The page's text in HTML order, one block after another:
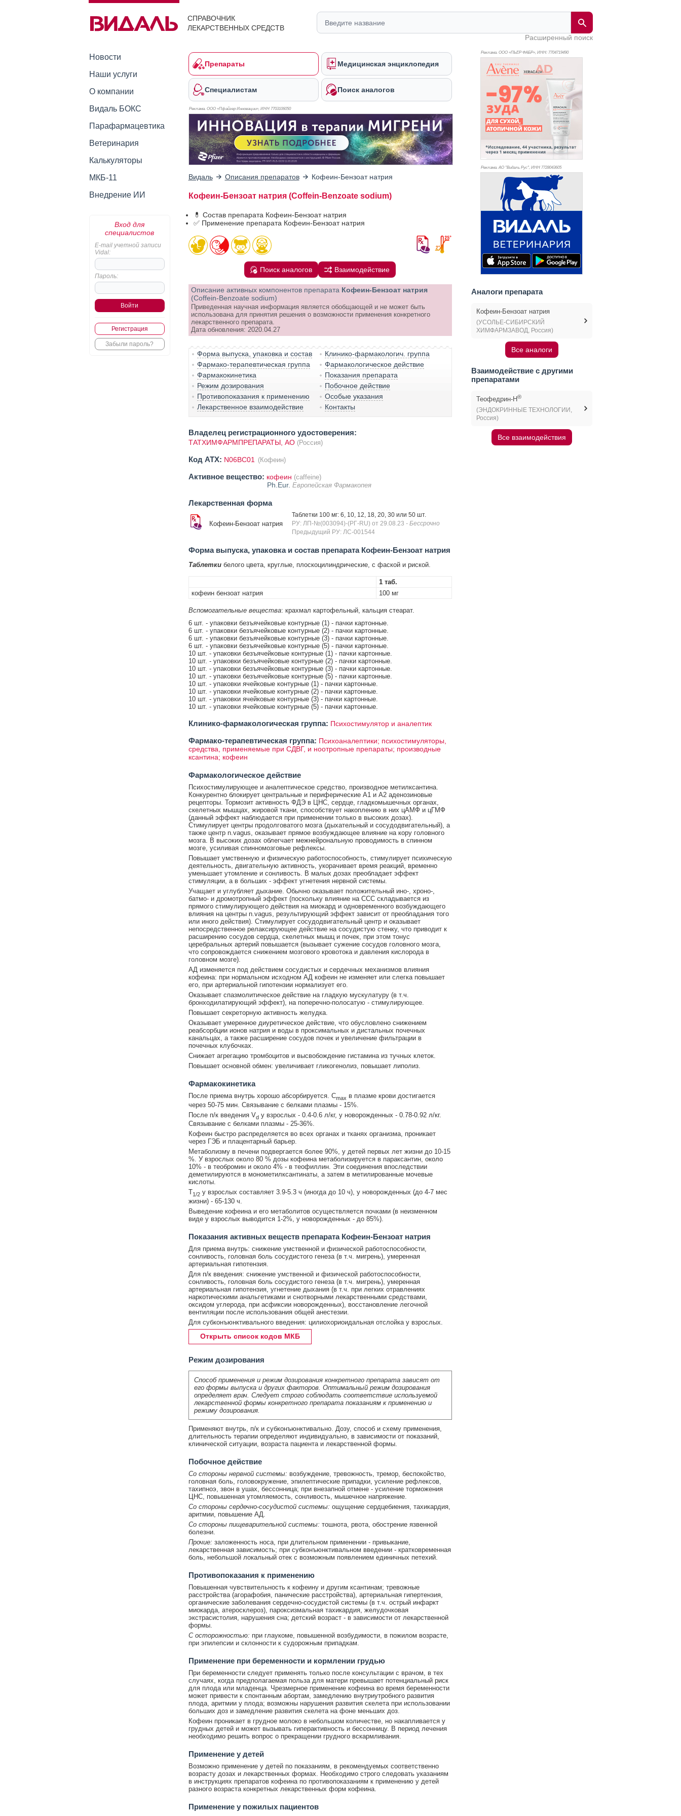
СПРАВОЧНИК
ЛЕКАРСТВЕННЫХ СРЕДСТВ
Расширенный поиск
Новости
Наши услуги
О компании
Видаль БОКС
Парафармацевтика
Ветеринария
Калькуляторы
МКБ-11
Внедрение ИИ
Вход для
специалистов
E-mail учетной записи
Vidal:
Пароль:
Регистрация
Забыли пароль?
Препараты Медицинская энциклопедия
Специалистам Поиск аналогов
Реклама. ООО «Пфайзер Инновации», ИНН 7703106050
Видаль Описания препаратов Кофеин-Бензоат натрия
Кофеин-Бензоат натрия (Coffein-Benzoate sodium)
💊 Состав препарата Кофеин-Бензоат натрия
✅ Применение препарата Кофеин-Бензоат натрия
Поиск аналогов Взаимодействие
Описание активных компонентов препарата Кофеин-Бензоат натрия
(Coffein-Benzoate sodium)
Приведенная научная информация является обобщающей и не может быть
использована для принятия решения о возможности применения конкретного
лекарственного препарата.
Дата обновления: 2020.04.27
Форма выпуска, упаковка и состав
Клинико-фармакологич. группа
Фармако-терапевтическая группа
Фармакологическое действие
Фармакокинетика
Показания препарата
Режим дозирования
Побочное действие
Противопоказания к применению
Особые указания
Лекарственное взаимодействие
Контакты
Владелец регистрационного удостоверения:
ТАТХИМФАРМПРЕПАРАТЫ, АО (Россия)
Код ATX: N06BC01 (Кофеин)
Активное вещество: кофеин (caffeine)
Ph.Eur. Европейская Фармакопея
Лекарственная форма
Кофеин-Бензоат натрия
Таблетки 100 мг: 6, 10, 12, 18, 20, 30 или 50 шт.
РУ: ЛП-№(003094)-(РГ-RU) от 29.08.23 - Бессрочно
Предыдущий РУ: ЛС-001544
Форма выпуска, упаковка и состав препарата Кофеин-Бензоат натрия
Таблеткибелого цвета, круглые, плоскоцилиндрические, с фаской и риской.
1 таб.
кофеин бензоат натрия
100 мг
Вспомогательные вещества: крахмал картофельный, кальция стеарат.
6 шт. - упаковки безъячейковые контурные (1) - пачки картонные.
6 шт. - упаковки безъячейковые контурные (2) - пачки картонные.
6 шт. - упаковки безъячейковые контурные (3) - пачки картонные.
6 шт. - упаковки безъячейковые контурные (5) - пачки картонные.
10 шт. - упаковки безъячейковые контурные (1) - пачки картонные.
10 шт. - упаковки безъячейковые контурные (2) - пачки картонные.
10 шт. - упаковки безъячейковые контурные (3) - пачки картонные.
10 шт. - упаковки безъячейковые контурные (5) - пачки картонные.
10 шт. - упаковки ячейковые контурные (1) - пачки картонные.
10 шт. - упаковки ячейковые контурные (2) - пачки картонные.
10 шт. - упаковки ячейковые контурные (3) - пачки картонные.
10 шт. - упаковки ячейковые контурные (5) - пачки картонные.
Клинико-фармакологическая группа: Психостимулятор и аналептик
Фармако-терапевтическая группа: Психоаналептики; психостимуляторы,
средства, применяемые при СДВГ, и ноотропные препараты; производные
ксантина; кофеин
Фармакологическое действие
Психостимулирующее и аналептическое средство, производное метилксантина.
Конкурентно блокирует центральные и периферические А1 и А2 аденозиновые
рецепторы. Тормозит активность ФДЭ в ЦНС, сердце, гладкомышечных органах,
скелетных мышцах, жировой ткани, способствует накоплению в них цАМФ и цГМФ
(данный эффект наблюдается при применении только в высоких дозах).
Стимулирует центры продолговатого мозга (дыхательный и сосудодвигательный), а
также центр n.vagus, оказывает прямое возбуждающее влияние на кору головного
мозга. В высоких дозах облегчает межнейрональную проводимость в спинном
мозге, усиливая спинномозговые рефлексы.
Повышает умственную и физическую работоспособность, стимулирует психическую
деятельность, двигательную активность, укорачивает время реакций, временно
уменьшает утомление и сонливость. В малых дозах преобладает эффект
стимуляции, а в больших - эффект угнетения нервной системы.
Учащает и углубляет дыхание. Обычно оказывает положительный ино-, хроно-,
батмо- и дромотропный эффект (поскольку влияние на ССС складывается из
прямого стимулирующего действия на миокард и одновременного возбуждающего
влияния на центры n.vagus, результирующий эффект зависит от преобладания того
или иного действия). Стимулирует сосудодвигательный центр и оказывает
непосредственное релаксирующее действие на сосудистую стенку, что приводит к
расширению сосудов сердца, скелетных мышц и почек, при этом тонус
церебральных артерий повышается (вызывает сужение сосудов головного мозга,
что сопровождается снижением мозгового кровотока и давления кислорода в
головном мозге).
АД изменяется под действием сосудистых и сердечных механизмов влияния
кофеина: при нормальном исходном АД кофеин не изменяет или слегка повышает
его, при артериальной гипотензии нормализует его.
Оказывает спазмолитическое действие на гладкую мускулатуру (в т.ч.
бронходилатирующий эффект), на поперечно-полосатую - стимулирующее.
Повышает секреторную активность желудка.
Оказывает умеренное диуретическое действие, что обусловлено снижением
реабсорбции ионов натрия и воды в проксимальных и дистальных почечных
канальцах, а также расширение сосудов почек и увеличение фильтрации в
почечных клубочках.
Снижает агрегацию тромбоцитов и высвобождение гистамина из тучных клеток.
Повышает основной обмен: увеличивает гликогенолиз, повышает липолиз.
Фармакокинетика
После приема внутрь хорошо абсорбируется. Cmax в плазме крови достигается
через 50-75 мин. Связывание с белками плазмы - 15%.
После п/к введения Vdу взрослых - 0.4-0.6 л/кг, у новорожденных - 0.78-0.92 л/кг.
Связывание с белками плазмы - 25-36%.
Кофеин быстро распределяется во всех органах и тканях организма, проникает
через ГЭБ и плацентарный барьер.
Метаболизму в печени подвергается более 90%, у детей первых лет жизни до 10-15
%. У взрослых около 80 % дозы кофеина метаболизируется в параксантин, около
10% - в теобромин и около 4% - в теофиллин. Эти соединения впоследствии
деметилируются в монометилксантинаты, а затем в метилированные мочевые
кислоты.
T1/2у взрослых составляет 3.9-5.3 ч (иногда до 10 ч), у новорожденных (до 4-7 мес
жизни) - 65-130 ч.
Выведение кофеина и его метаболитов осуществляется почками (в неизменном
виде у взрослых выводится 1-2%, у новорожденных - до 85%).
Показания активных веществ препарата Кофеин-Бензоат натрия
Для приема внутрь: снижение умственной и физической работоспособности,
сонливость, головная боль сосудистого генеза (в т.ч. мигрень), умеренная
артериальная гипотензия.
Для п/к введения: снижение умственной и физической работоспособности,
сонливость, головная боль сосудистого генеза (в т.ч. мигрень), умеренная
артериальная гипотензия, угнетение дыхания (в т.ч. при легких отравлениях
наркотическими анальгетиками и снотворными лекарственными средствами,
оксидом углерода, при асфиксии новорожденных), восстановление легочной
вентиляции после использования общей анестезии.
Для субконъюнктивального введения: цилиохориоидальная отслойка у взрослых.
Открыть список кодов МКБ
Режим дозирования
Способ применения и режим дозирования конкретного препарата зависят от
его формы выпуска и других факторов. Оптимальный режим дозирования
определяет врач. Следует строго соблюдать соответствие используемой
лекарственной формы конкретного препарата показаниям к применению и
режиму дозирования.
Применяют внутрь, п/к и субконъюнктивально. Дозу, способ и схему применения,
длительность терапии определяют индивидуально, в зависимости от показаний,
клинической ситуации, возраста пациента и лекарственной формы.
Побочное действие
Со стороны нервной системы: возбуждение, тревожность, тремор, беспокойство,
головная боль, головокружение, эпилептические припадки, усиление рефлексов,
тахипноэ, звон в ушах, бессонница; при внезапной отмене - усиление торможения
ЦНС, повышенная утомляемость, сонливость, мышечное напряжение.
Со стороны сердечно-сосудистой системы: ощущение сердцебиения, тахикардия,
аритмии, повышение АД.
Со стороны пищеварительной системы: тошнота, рвота, обострение язвенной
болезни.
Прочие: заложенность носа, при длительном применении - привыкание,
лекарственная зависимость; при субконъюнктивальном введении - кратковременная
боль, небольшой локальный отек с возможным появлением единичных петехий.
Противопоказания к применению
Повышенная чувствительность к кофеину и другим ксантинам; тревожные
расстройства (агорафобия, панические расстройства), артериальная гипертензия,
органические заболевания сердечно-сосудистой системы (в т.ч. острый инфаркт
миокарда, атеросклероз), пароксизмальная тахикардия, желудочковая
экстрасистолия, нарушения сна; детский возраст - в зависимости от лекарственной
формы.
С осторожностью: при глаукоме, повышенной возбудимости, в пожилом возрасте,
при эпилепсии и склонности к судорожным припадкам.
Применение при беременности и кормлении грудью
При беременности следует применять только после консультации с врачом, в тех
случаях, когда предполагаемая польза для матери превышает потенциальный риск
для плода или младенца. Чрезмерное применение кофеина во время беременности
может привести к спонтанным абортам, замедлению внутриутробного развития
плода, аритмии у плода; возможны нарушения развития скелета при использовании
больших доз и замедление развития скелета на фоне меньших доз.
Кофеин проникает в грудное молоко в небольшом количестве, но накапливается у
грудных детей и может вызывать гиперактивность и бессонницу. В период лечения
необходимо решить вопрос о прекращении грудного вскармливания.
Применение у детей
Возможно применение у детей по показаниям, в рекомендуемых соответственно
возрасту дозах и лекарственных формах. Необходимо строго следовать указаниям
в инструкциях препаратов кофеина по противопоказаниям к применению у детей
разного возраста конкретных лекарственных форм кофеина.
Применение у пожилых пациентов
Реклама. ООО «ПЬЕР ФАБР», ИНН: 7704719490
Реклама. АО "Видаль Рус", ИНН 7728043605
Аналоги препарата
Кофеин-Бензоат натрия
(УСОЛЬЕ-СИБИРСКИЙ
ХИМФАРМЗАВОД, Россия)
Все аналоги
Взаимодействие с другими
препаратами
Теофедрин-Н®
(ЭНДОКРИННЫЕ ТЕХНОЛОГИИ,
Россия)
Все взаимодействия